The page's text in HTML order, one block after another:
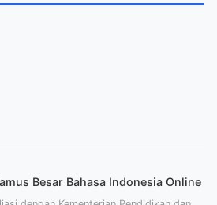
Besar Bahasa Indonesia Online